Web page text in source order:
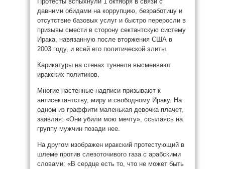
давними обидами на коррупцию, безработицу и
отсутствие базовых услуг и быстро переросли в
призывы смести в сторону сектантскую систему
Ирака, навязанную после вторжения США в
2003 году, и всей его политической элиты.
Карикатуры на стенах туннеля высмеивают
иракских политиков.
Многие настенные надписи призывают к
антисектантству, миру и свободному Ираку. На
одном из граффити маленькая девочка плачет,
заявляя: «Они убили мою мечту», ссылаясь на
группу мужчин позади нее.
На другом изображен иракский протестующий в
шлеме против слезоточивого газа с арабскими
словами: «В сердце есть то, что не может быть